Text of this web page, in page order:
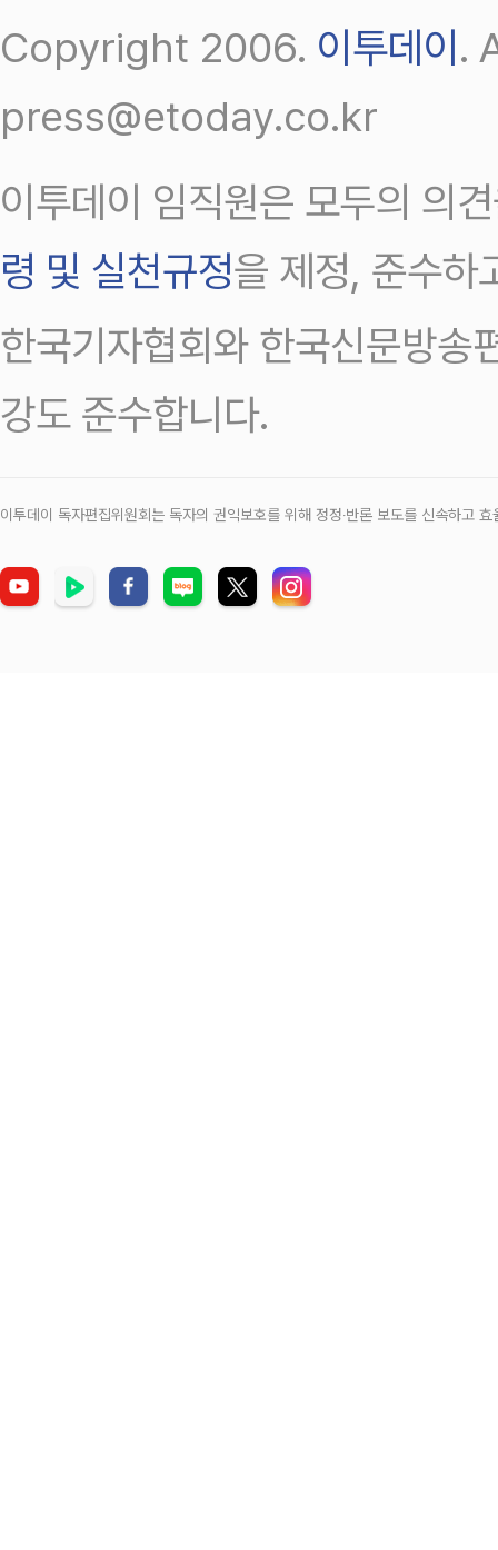
Copyright 2006. 이투데이 .
press@etoday.co.kr
이투데이 임직원은 모두의 의
령 및 실천규정을 제정, 준수하
한국기자협회와 한국신문방송
강도 준수합니다.
이투데이 독자편집위원회는 독자의 권익보호를 위해 정정‧반론 보도를 신속하고